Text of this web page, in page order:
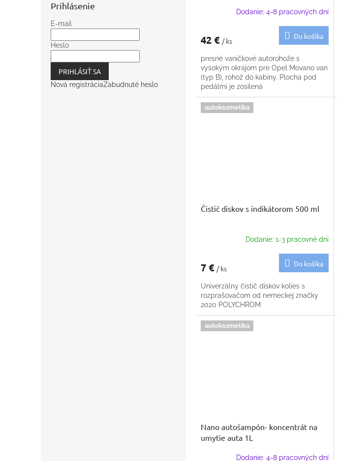
Prihlásenie
E-mail
Heslo
PRIHLÁSIŤ SA
Nová registráciaZabudnuté heslo
Dodanie: 4-8 pracovných dní
42 € / ks
Do košíka
presné vaničkové autorohože s
vysokým okrajom pre Opel Movano van
(typ B), rohož do kabíny. Plocha pod
pedálmi je zosílená
autokozmetika
Čistič diskov s indikátorom 500 ml
Dodanie: 1-3 pracovné dni
7 € / ks
Do košíka
Univerzálny čistič diskov kolies s
rozprašovačom od nemeckej značky
2020 POLYCHROM
autokozmetika
Nano autošampón- koncentrát na
umytie auta 1L
Dodanie: 4-8 pracovných dní